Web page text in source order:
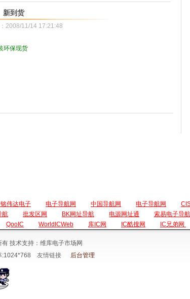
VISHAY,AVX/
新到货
2008/11/14 17:21:48
环保现货
伟达电子 电子导航网 中国导航网 电子导航网
航 批发区网 BK网址导航 电源网址通
索易电子导
QooIC WorldICWeb 库IC网 IC酷搜网 IC兄弟网
技术支持：维库电子市场网
:1024*768 友情链接 后台管理